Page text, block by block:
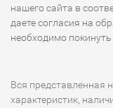
нашего сайта в
даете согласия на
необходимо покинуть
Вся представленная
характеристик,